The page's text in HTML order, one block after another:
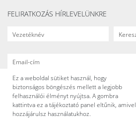
FELIRATKOZÁS HÍRLEVELÜNKRE
Ez a weboldal sütiket használ, hogy
biztonságos böngészés mellett a legjobb
felhasználói élményt nyújtsa. A gombra
kattintva ez a tájékoztató panel eltűnik, amivel
hozzájárulsz használatukhoz.